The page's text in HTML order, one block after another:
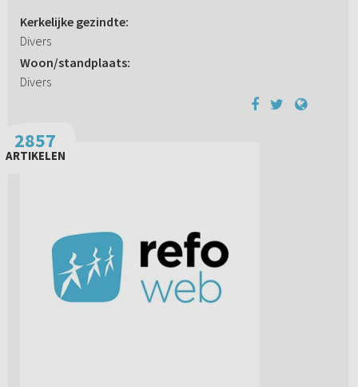
Kerkelijke gezindte:
Divers
Woon/standplaats:
Divers
2857
ARTIKELEN